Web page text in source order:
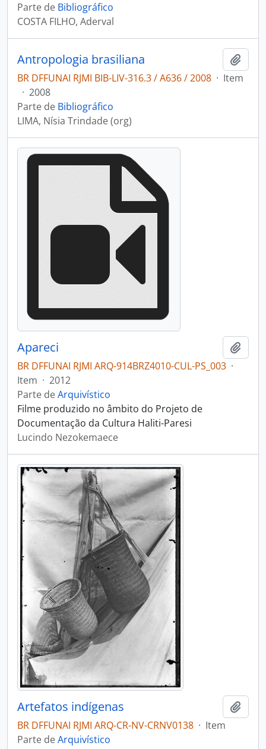
Parte de Bibliográfico
COSTA FILHO, Aderval
Antropologia brasiliana
BR DFFUNAI RJMI BIB-LIV-316.3 / A636 / 2008 · Item
· 2008
Parte de Bibliográfico
LIMA, Nísia Trindade (org)
Apareci
BR DFFUNAI RJMI ARQ-914BRZ4010-CUL-PS_003 ·
Item · 2012
Parte deArquivístico
Filme produzido no âmbito do Projeto de
Documentação da Cultura Haliti-Paresi
Lucindo Nezokemaece
Artefatos indígenas
BR DFFUNAI RJMI ARQ-CR-NV-CRNV0138 · Item
Parte deArquivístico